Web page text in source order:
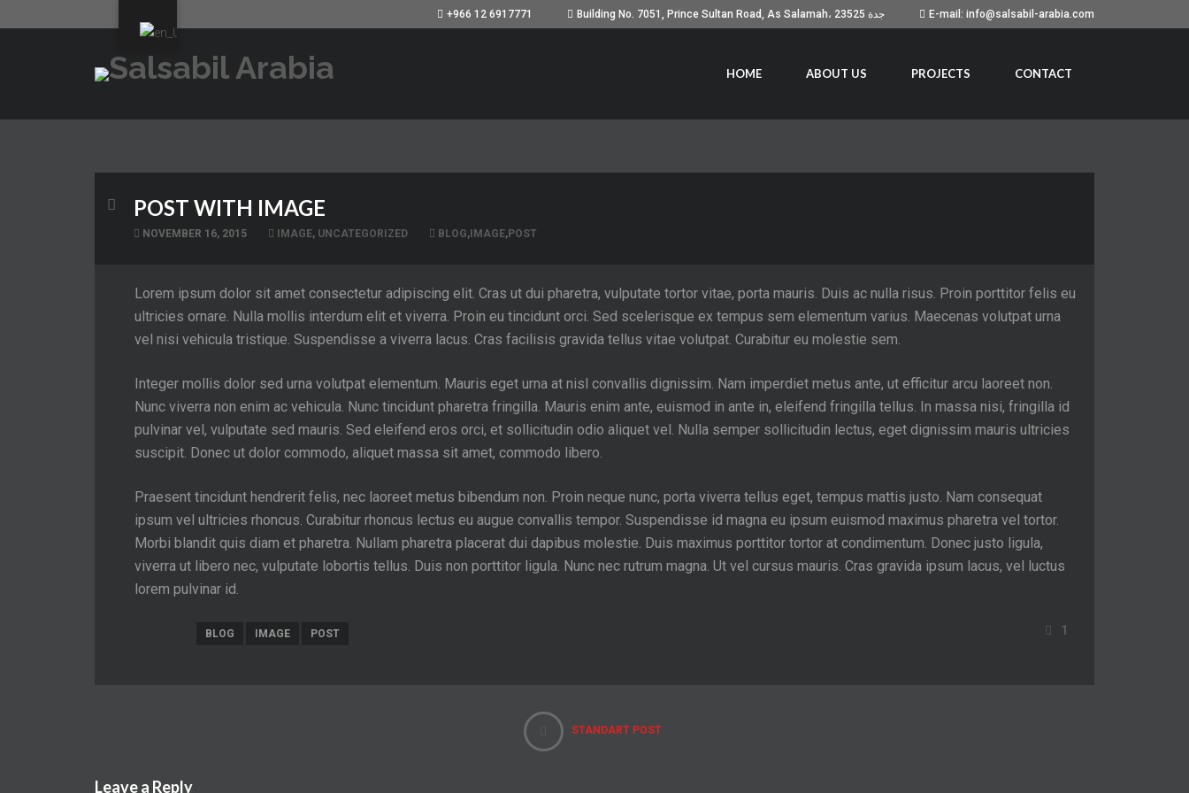
+966 12 6917771 Building No. 7051, Prince Sultan Road, As Salamah، جدة 23525 E-mail: info@salsabil-arabia.com
HOME ABOUT US PROJECTS CONTACT
POST WITH IMAGE
NOVEMBER 16, 2015 IMAGE, UNCATEGORIZED BLOG, IMAGE, POST
Lorem ipsum dolor sit amet consectetur adipiscing elit. Cras ut dui pharetra, vulputate tortor vitae, porta mauris. Duis ac nulla risus. Proin porttitor felis eu
ultricies ornare. Nulla mollis interdum elit et viverra. Proin eu tincidunt orci. Sed scelerisque ex tempus sem elementum varius. Maecenas volutpat urna
vel nisi vehicula tristique. Suspendisse a viverra lacus. Cras facilisis gravida tellus vitae volutpat. Curabitur eu molestie sem.
Integer mollis dolor sed urna volutpat elementum. Mauris eget urna at nisl convallis dignissim. Nam imperdiet metus ante, ut efficitur arcu laoreet non.
Nunc viverra non enim ac vehicula. Nunc tincidunt pharetra fringilla. Mauris enim ante, euismod in ante in, eleifend fringilla tellus. In massa nisi, fringilla id
pulvinar vel, vulputate sed mauris. Sed eleifend eros orci, et sollicitudin odio aliquet vel. Nulla semper sollicitudin lectus, eget dignissim mauris ultricies
suscipit. Donec ut dolor commodo, aliquet massa sit amet, commodo libero.
Praesent tincidunt hendrerit felis, nec laoreet metus bibendum non. Proin neque nunc, porta viverra tellus eget, tempus mattis justo. Nam consequat
ipsum vel ultricies rhoncus. Curabitur rhoncus lectus eu augue convallis tempor. Suspendisse id magna eu ipsum euismod maximus pharetra vel tortor.
Morbi blandit quis diam et pharetra. Nullam pharetra placerat dui dapibus molestie. Duis maximus porttitor tortor at condimentum. Donec justo ligula,
viverra ut libero nec, vulputate lobortis tellus. Duis non porttitor ligula. Nunc nec rutrum magna. Ut vel cursus mauris. Cras gravida ipsum lacus, vel luctus
lorem pulvinar id.
BLOG IMAGE POST 1
STANDART POST
Leave a Reply